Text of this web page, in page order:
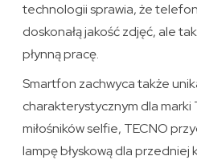
technologii sprawia, że
doskonałą jakość zdjęć, ale
płynną pracę.
Smartfon zachwyca także
charakterystycznym dla marki
miłośników selfie, TECNO
lampę błyskową dla przedniej